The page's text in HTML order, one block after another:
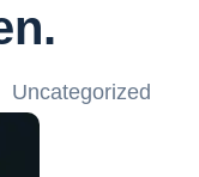
Uncategorized